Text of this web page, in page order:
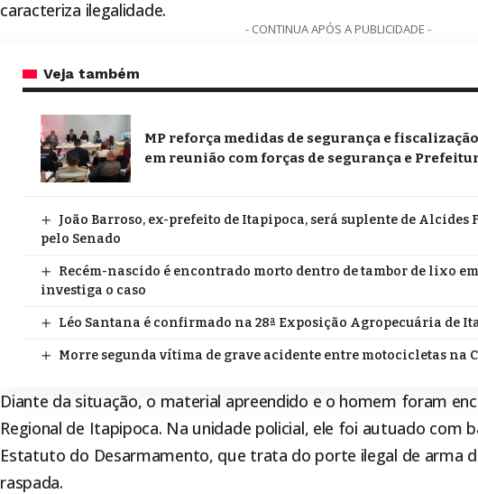
caracteriza ilegalidade.
- CONTINUA APÓS A PUBLICIDADE -
Veja também
MP reforça medidas de segurança e
em reunião com forças de segurança e
João Barroso, ex-prefeito de Itapipoca, será suplente de Alcides
pelo Senado
Recém-nascido é encontrado morto dentro de tambor de lixo
investiga o caso
Léo Santana é confirmado na 28ª Exposição Agropecuária de
Morre segunda vítima de grave acidente entre motocicletas na
Diante da situação, o material apreendido e o homem foram
Regional de Itapipoca. Na unidade policial, ele foi autuado com
Estatuto do Desarmamento, que trata do porte ilegal de arma
raspada.